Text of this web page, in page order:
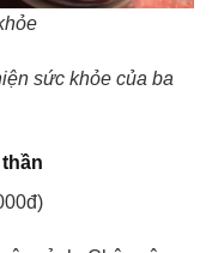
sức khỏe của ba